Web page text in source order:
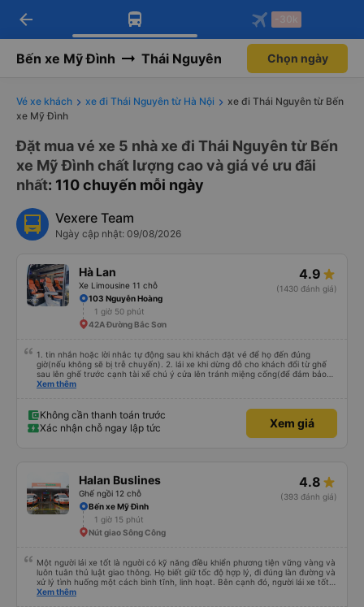
Tải app Vexere ngay!
Nhận ưu đãi thành viên độc
Mở app
Tải app Vexere
-30k/ghế khi đặt vé máy bay qua
Mở app
arrow_back -30k
Bến xe Mỹ Đình Thái Nguyên Chọn ngày
Vé xe khách xe đi Thái Nguyên từ Hà Nội
xe đi Thái Nguyên từ Bến
xe Mỹ Đình
Đặt mua vé xe 5 nhà xe đi Thái Nguyên từ Bến
xe Mỹ Đình chất lượng cao và giá vé ưu đãi
nhất: 110 chuyến mỗi ngày
Vexere Team
Ngày cập nhật: 09/08/2026
Hà Lan
Xe Limousine 11 chỗ
4.9
(1430 đánh giá)
103 Nguyễn Hoàng
1 giờ 50 phút
42A Đường Bắc Sơn
1. tin nhắn hoặc lời nhắc tự động sau khi khách đặt vé để họ đến đúng
giờ(nếu không sẽ bị trễ chuyến). 2. lái xe khi dừng đỗ cho khách đổi từ ghế
sau lên ghế trước cạnh tài xế chú ý cửa lên tránh miệng cống(để đảm bảo
an toàn cho khách- tại HN: miệng cống bằng sắt chữ nhật dạng ô lưới, cửa
Tng kịp 20h, để khách nối chuyến Xe 11 chỗ nên thoáng đãng.
Xem thêm
Không cần thanh toán trước
Xác nhận chỗ ngay lập tức
Xem giá
Halan Buslines
Ghế ngồi 12 chỗ
4.8
(393 đánh giá)
Bến xe Mỹ Đình
1 giờ 15 phút
Nút giao Sông Công
Một người lái xe tốt là người có kỹ năng điều khiển phương tiện vững vàng và
luôn tuân thủ luật giao thông. Họ biết giữ tốc độ hợp lý, đi đúng làn đường và
xử lý tình huống một cách bình tĩnh, linh hoạt. Bên cạnh đó, người lái xe tốt
còn có ý thức trách nhiệm cao, không sử dụng rượu bia hay điện thoại khi
Xem thêm